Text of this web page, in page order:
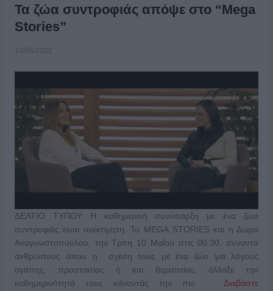
Τα ζώα συντροφιάς απόψε στο “Mega
Stories”
10/05/2022
ΔΕΛΤΙΟ ΤΥΠΟΥ Η καθημερινή συνύπαρξη με ένα ζώο
συντροφιάς είναι ανεκτίμητη. Το MEGA STORIES και η Δώρα
Αναγνωστοπούλου, την Τρίτη 10 Μαΐου στις 00:30, συναντά
ανθρώπους όπου η σχέση τους με ένα ζώο για λόγους
αγάπης, προστασίας ή και θεραπείας, άλλαξε την
καθημερινότητά τους κάνοντάς την πιο …Διαβάστε